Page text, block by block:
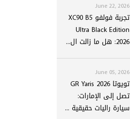
June 22, 2026
تجربة فولفو XC90 B5
Ultra Black Edition
2026: هل ما زالت ال...
June 05, 2026
تويوتا GR Yaris 2026
تصل إلى الإمارات:
سيارة راليات حقيقية ...